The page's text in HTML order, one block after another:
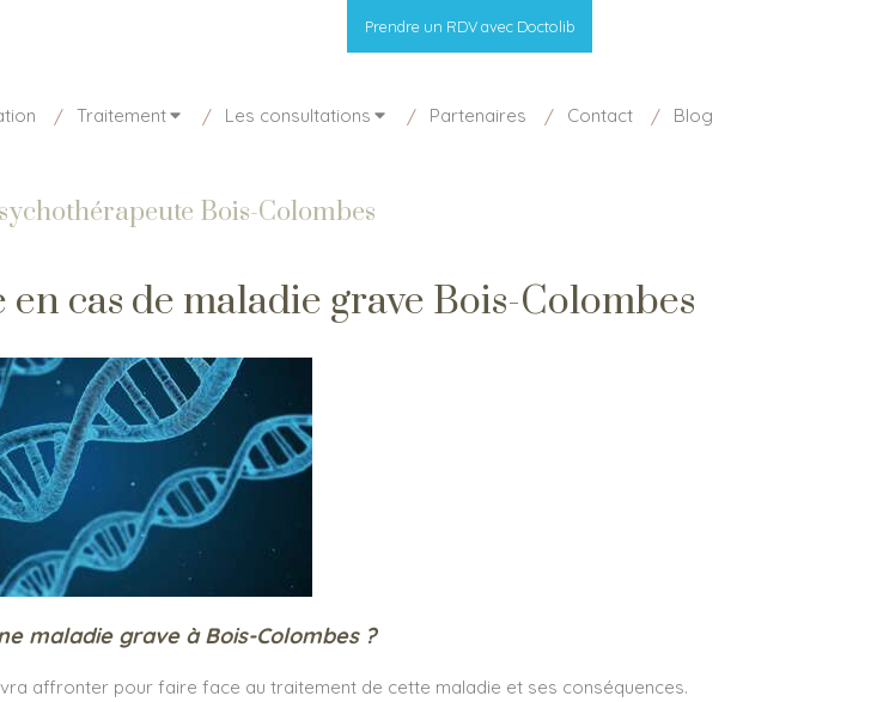
Prendre un RDV avec Doctolib
Traitement Les consultations Partenaires Contact Blog
Bois-Colombes
cas de maladie grave Bois-Colombes
maladie grave à Bois-Colombes ?
affronter pour faire face au traitement de cette maladie et ses conséquences.